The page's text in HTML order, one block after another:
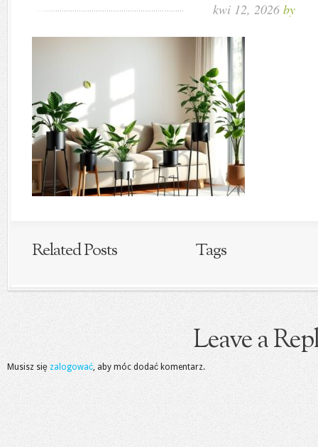
kwi 12, 2026 by
Related Posts Tags
Leave a
Musisz się zalogować, aby móc dodać komentarz.